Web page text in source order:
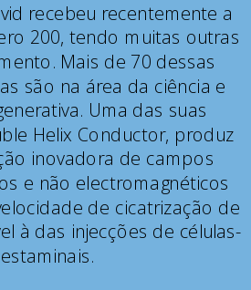
recebeu recentemente a
200, tendo muitas outras
Mais de 70 dessas
são na área da ciência e
Uma das suas
Helix Conductor, produz
inovadora de campos
e não electromagnéticos
de cicatrização de
à das injecções de células-
estaminais.